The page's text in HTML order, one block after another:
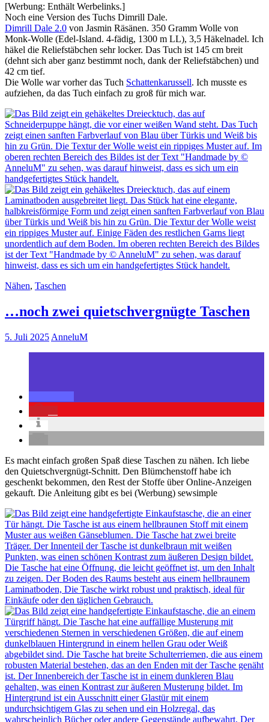
[Werbung: Enthält Werbelinks.]
Noch eine Version des Tuchs Dimrill Dale.
Dimrill Dale 2.0 von Jasmin Räsänen. 350 Gramm Wolle von
Monk-Wolle (Edel-Island. 4-fädig, 1300 m LL), 3,5 Häkelnadel. Ich
häkel die Reliefstäbchen sehr locker. Das Tuch ist 145 cm breit
(dehnt sich aber ganz bestimmt noch, dank der Reliefstäbchen) und
42 cm tief.
Die Wolle war vorher das Tuch Schattenkarussell. Ich musste es
aufziehen, da das Tuch einfach zu groß für mich war.
Nähen, Taschen
…noch zwei quietschvergnügte Taschen
5. Juli 2025 AnneluM
Es macht einfach großen Spaß diese Taschen zu nähen. Ich liebe
den Quietschvergnügt-Schnitt. Den Blümchenstoff habe ich
geschenkt bekommen, den Rest der Stoffe über Online-Anzeigen
gekauft. Die Anleitung gibt es bei (Werbung) sewsimple